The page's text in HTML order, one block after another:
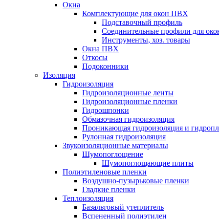
Окна
Комплектующие для окон ПВХ
Подставочный профиль
Соединительные профили для
Инструменты, хоз. товары
Окна ПВХ
Откосы
Подоконники
Изоляция
Гидроизоляция
Гидроизоляционные ленты
Гидроизоляционные пленки
Гидрошпонки
Обмазочная гидроизоляция
Проникающая гидроизоляция и
Рулонная гидроизоляция
Звукоизоляционные материалы
Шумопоглощение
Шумопоглощающие плиты
Полиэтиленовые пленки
Воздушно-пузырьковые пленки
Гладкие пленки
Теплоизоляция
Базальтовый утеплитель
Вспененный полиэтилен